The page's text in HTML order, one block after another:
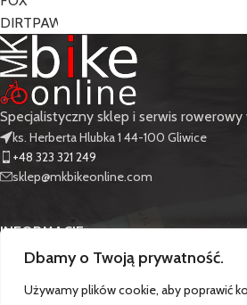
Dbamy o Twoją prywatność.
Używamy plików cookie, aby poprawić
Specjalistyczny sklep i serwis rowerowy
ks. Herberta Hlubka 1 44-100 Gliwice
+48 323 321 249
sklep@mkbikeonline.com
INFORMACJE
PRODUKTY